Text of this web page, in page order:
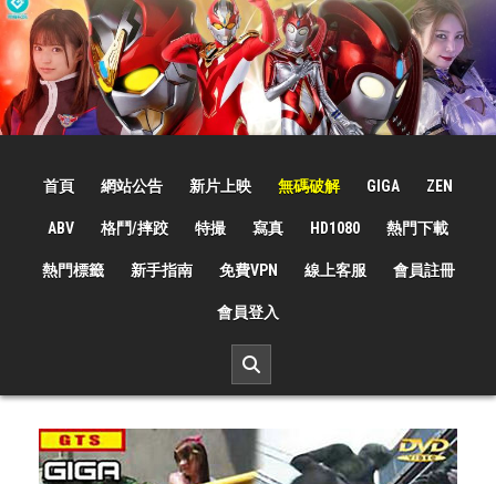
Skip
to
content
首頁 網站公告 新片上映 無碼破解 GIGA ZEN
ABV 格鬥/摔跤 特撮 寫真 HD1080 熱門下載
熱門標籤 新手指南 免費VPN 線上客服 會員註冊
會員登入